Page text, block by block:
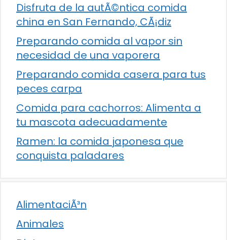
Disfruta de la autÃ©ntica comida
china en San Fernando, CÃ¡diz
Preparando comida al vapor sin
necesidad de una vaporera
Preparando comida casera para tus
peces carpa
Comida para cachorros: Alimenta a
tu mascota adecuadamente
Ramen: la comida japonesa que
conquista paladares
AlimentaciÃ³n
Animales